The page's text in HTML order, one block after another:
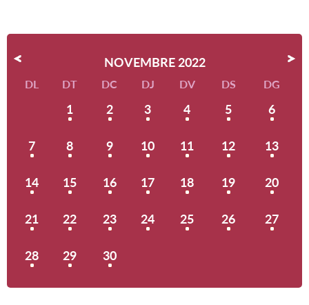
NOVEMBRE 2022
DL DT DC DJ DV DS DG
1 2 3 4 5 6
7 8 9 10 11 12 13
14 15 16 17 18 19 20
21 22 23 24 25 26 27
28 29 30